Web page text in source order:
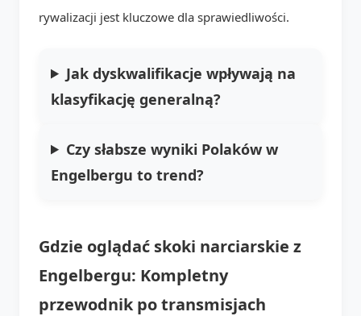
rywalizacji jest kluczowe dla sprawiedliwości.
Jak dyskwalifikacje wpływają na
klasyfikację generalną?
Czy słabsze wyniki Polaków w
Engelbergu to trend?
Gdzie oglądać skoki narciarskie z
Engelbergu: Kompletny
przewodnik po transmisjach